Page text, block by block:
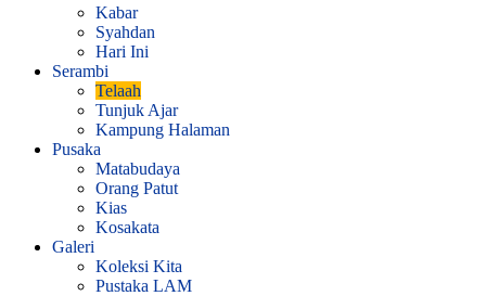
Kabar
Syahdan
Hari Ini
Serambi
Telaah
Tunjuk Ajar
Kampung Halaman
Pusaka
Matabudaya
Orang Patut
Kias
Kosakata
Galeri
Koleksi Kita
Pustaka LAM